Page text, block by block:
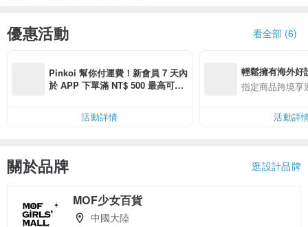
優惠活動 看全部 (6)
Pinkoi 幫你付運費！新會員 7 天內
於 APP 下單滿 NT$ 500 最高可折
活動詳情
輕鬆擁有海外好
指定商品跨境享
活動詳
關於品牌 逛設計品牌
MOF少女百貨
中國大陸